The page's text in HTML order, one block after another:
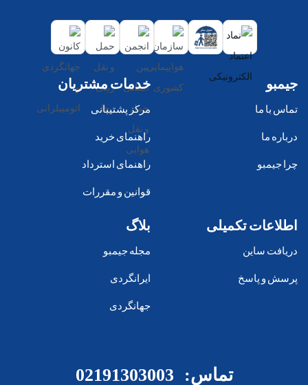
جیمبو
تماس با ما
درباره ما
چرا جیمبو
خدمات مشتریان
مرکز پشتیبانی
راهنمای خرید
راهنمای استرداد
قوانین و مقررات
اطلاعات تکمیلی
دریافت ساین
پرسش و پاسخ
بلاگ
مجله جیمبو
ایرانگردی
جهانگردی
تماس: 02191303003